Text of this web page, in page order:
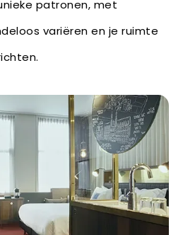
patronen, met
variëren en je ruimte